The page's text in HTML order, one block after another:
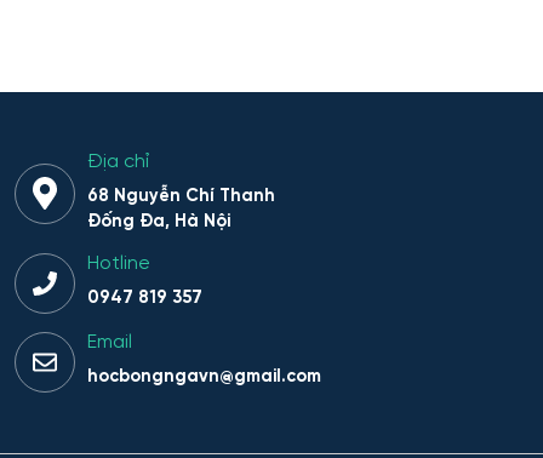
Du lịch
Du lịch nghỉ dưỡng và hoạt động giải trí
Dân tộc học
Dược
Địa chỉ
68 Nguyễn Chí Thanh
Đống Đa, Hà Nội
Hotline
0947 819 357
Email
hocbongngavn@gmail.com